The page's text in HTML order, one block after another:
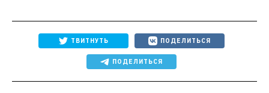
ТВИТНУТЬ ПОДЕЛИТЬСЯ
ПОДЕЛИТЬСЯ